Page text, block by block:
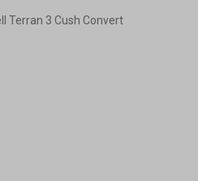
Terran 3 Cush Convert